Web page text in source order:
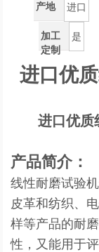
产地 进口
加工
定制
是
进口优
进口优质
产品简介：
线性耐磨试验
皮革和纺织、
样等产品的耐
性，又能用于